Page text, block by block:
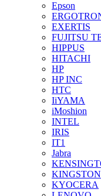
Epson
EXERTIS
FUJITSU
HIPPUS
HITACHI
HP
HP INC
HTC
IiYAMA
iMoshion
INTEL
IRIS
IT1
Jabra
KINGSTON
KYOCERA